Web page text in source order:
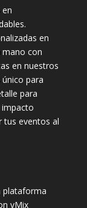
en
mano con
en nuestros
para
para
tus eventos al
plataforma
vMix